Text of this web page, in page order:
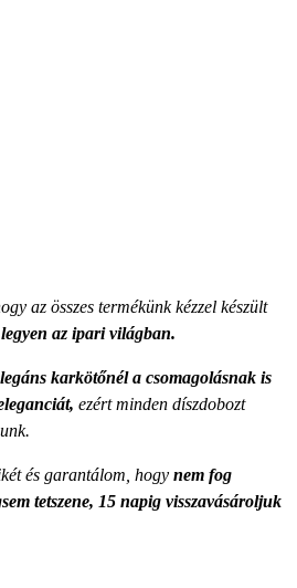
az összes termékünk kézzel készült
az ipari világban.
karkötőnél a csomagolásnak is
ezért minden díszdobozt
és garantálom, hogy nem fog
tetszene, 15 napig visszavásároljuk